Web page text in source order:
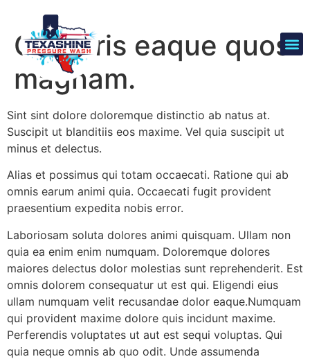
Corporis eaque quos
magnam.
Sint sint dolore doloremque distinctio ab natus at.
Suscipit ut blanditiis eos maxime. Vel quia suscipit ut
minus et delectus.
Alias et possimus qui totam occaecati. Ratione qui ab
omnis earum animi quia. Occaecati fugit provident
praesentium expedita nobis error.
Laboriosam soluta dolores animi quisquam. Ullam non
quia ea enim enim numquam. Doloremque dolores
maiores delectus dolor molestias sunt reprehenderit. Est
omnis dolorem consequatur ut est qui. Eligendi eius
ullam numquam velit recusandae dolor eaque.Numquam
qui provident maxime dolore quis incidunt maxime.
Perferendis voluptates ut aut est sequi voluptas. Qui
quia neque omnis ab quo odit. Unde assumenda